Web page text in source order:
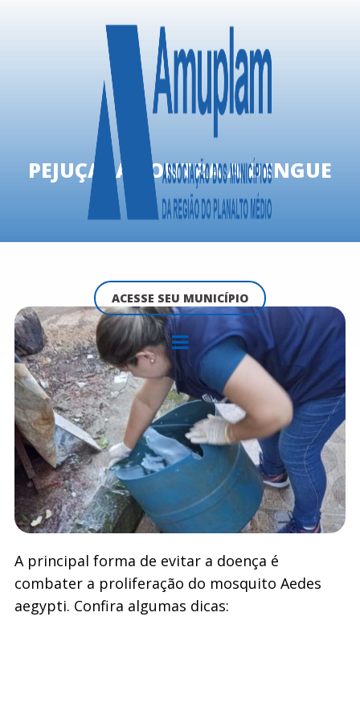
ACESSE SEU MUNICÍPIO
PEJUÇARA CONTRA A DENGUE
A principal forma de evitar a doença é
combater a proliferação do mosquito Aedes
aegypti. Confira algumas dicas: